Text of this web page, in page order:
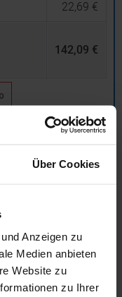
Über Cookies
Anzeigen zu
Medien anbieten
Website zu
zu Ihrer
22,69 €
142,09 €
Werktage